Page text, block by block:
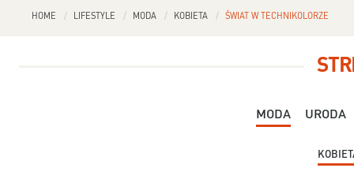
HOME LIFESTYLE MODA KOBIETA ŚWIAT W TECHNIKOLORZE
MODA URODA